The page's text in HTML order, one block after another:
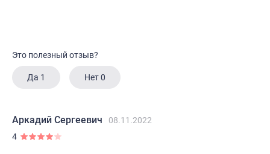
Это полезный отзыв?
Да 1 Нет0
Аркадий Сергеевич
08.11.2022
4